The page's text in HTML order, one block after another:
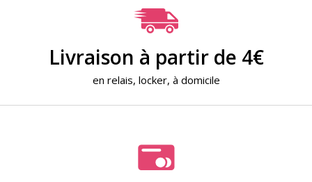
Livraison à partir de 4€
en relais, locker, à domicile